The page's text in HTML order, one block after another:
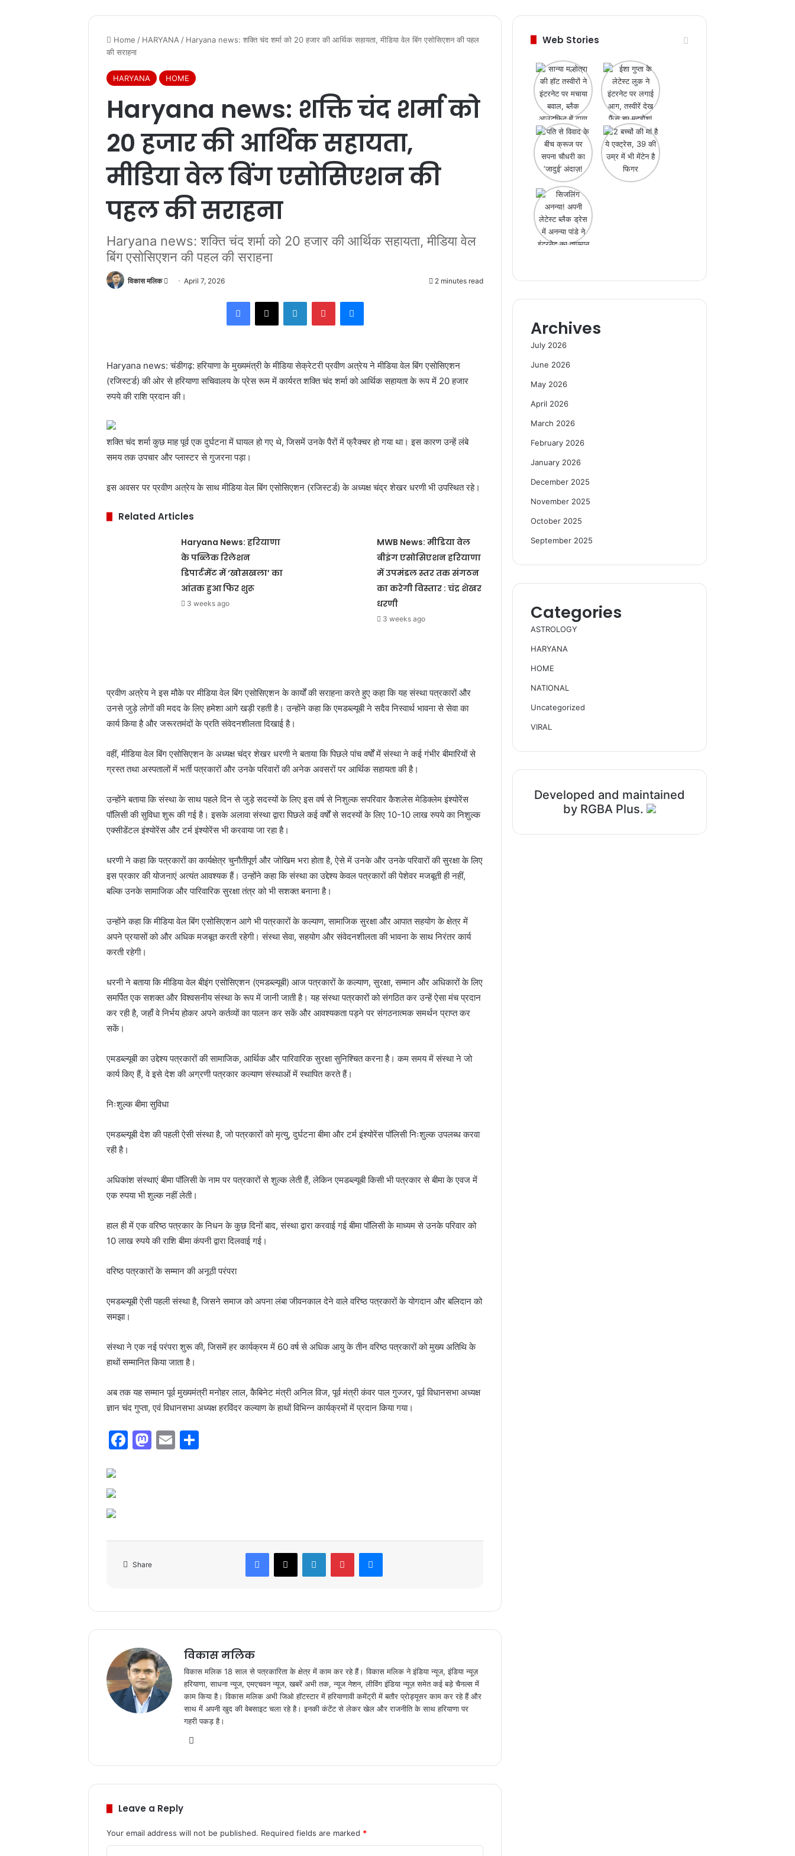
Home / HARYANA / Haryana news: शक्ति चंद शर्मा को 20 हजार की आर्थिक सहायता, मीडिया वेल बिंग एसोसिएशन की पहल
की सराहना
HARYANA HOME
Haryana news: शक्ति चंद शर्मा को
20 हजार की आर्थिक सहायता,
मीडिया वेल बिंग एसोसिएशन की
पहल की सराहना
Haryana news: शक्ति चंद शर्मा को 20 हजार की आर्थिक सहायता, मीडिया वेल
बिंग एसोसिएशन की पहल की सराहना
विकास मलिक
e
m
a
April 7, 2026 2 minutes read
Facebook X LinkedIn Pinterest Messenger
Haryana news: चंडीगढ़: हरियाणा के मुख्यमंत्री के मीडिया सेक्रेटरी प्रवीण अत्रेय ने मीडिया वेल बिंग एसोसिएशन
(रजिस्टर्ड) की ओर से हरियाणा सचिवालय के प्रेस रूम में कार्यरत शक्ति चंद शर्मा को आर्थिक सहायता के रूप में 20 हजार
रुपये की राशि प्रदान की।
शक्ति चंद शर्मा कुछ माह पूर्व एक दुर्घटना में घायल हो गए थे, जिसमें उनके पैरों में फ्रैक्चर हो गया था। इस कारण उन्हें लंबे
समय तक उपचार और प्लास्टर से गुजरना पड़ा।
इस अवसर पर प्रवीण अत्रेय के साथ मीडिया वेल बिंग एसोसिएशन (रजिस्टर्ड) के अध्यक्ष चंद्र शेखर धरणी भी उपस्थित रहे।
Related Articles
Haryana News: हरियाणा
के पब्लिक रिलेशन
डिपार्टमेंट में ‘खोसखला’ का
आंतक हुआ फिर शुरू
3 weeks ago
MWB News: मीडिया वेल
बीइंग एसोसिएशन हरियाणा
में उपमंडल स्तर तक संगठन
का करेगी विस्तार : चंद्र शेखर
धरणी
3 weeks ago
प्रवीण अत्रेय ने इस मौके पर मीडिया वेल बिंग एसोसिएशन के कार्यों की सराहना करते हुए कहा कि यह संस्था पत्रकारों और
उनसे जुड़े लोगों की मदद के लिए हमेशा आगे खड़ी रहती है। उन्होंने कहा कि एमडब्ल्यूबी ने सदैव निस्वार्थ भावना से सेवा का
कार्य किया है और जरूरतमंदों के प्रति संवेदनशीलता दिखाई है।
वहीं, मीडिया वेल बिंग एसोसिएशन के अध्यक्ष चंद्र शेखर धरणी ने बताया कि पिछले पांच वर्षों में संस्था ने कई गंभीर बीमारियों से
ग्रस्त तथा अस्पतालों में भर्ती पत्रकारों और उनके परिवारों की अनेक अवसरों पर आर्थिक सहायता की है।
उन्होंने बताया कि संस्था के साथ पहले दिन से जुड़े सदस्यों के लिए इस वर्ष से निशुल्क सपरिवार कैशलेस मेडिक्लेम इंश्योरेंस
पॉलिसी की सुविधा शुरू की गई है। इसके अलावा संस्था द्वारा पिछले कई वर्षों से सदस्यों के लिए 10-10 लाख रुपये का निशुल्क
एक्सीडेंटल इंश्योरेंस और टर्म इंश्योरेंस भी करवाया जा रहा है।
धरणी ने कहा कि पत्रकारों का कार्यक्षेत्र चुनौतीपूर्ण और जोखिम भरा होता है, ऐसे में उनके और उनके परिवारों की सुरक्षा के लिए
इस प्रकार की योजनाएं अत्यंत आवश्यक हैं। उन्होंने कहा कि संस्था का उद्देश्य केवल पत्रकारों की पेशेवर मजबूती ही नहीं,
बल्कि उनके सामाजिक और पारिवारिक सुरक्षा तंत्र को भी सशक्त बनाना है।
उन्होंने कहा कि मीडिया वेल बिंग एसोसिएशन आगे भी पत्रकारों के कल्याण, सामाजिक सुरक्षा और आपात सहयोग के क्षेत्र में
अपने प्रयासों को और अधिक मजबूत करती रहेगी। संस्था सेवा, सहयोग और संवेदनशीलता की भावना के साथ निरंतर कार्य
करती रहेगी।
धरनी ने बताया कि मीडिया वेल बीइंग एसोसिएशन (एमडब्ल्यूबी) आज पत्रकारों के कल्याण, सुरक्षा, सम्मान और अधिकारों के लिए
समर्पित एक सशक्त और विश्वसनीय संस्था के रूप में जानी जाती है। यह संस्था पत्रकारों को संगठित कर उन्हें ऐसा मंच प्रदान
कर रही है, जहाँ वे निर्भय होकर अपने कर्तव्यों का पालन कर सकें और आवश्यकता पड़ने पर संगठनात्मक समर्थन प्राप्त कर
सकें।
एमडब्ल्यूबी का उद्देश्य पत्रकारों की सामाजिक, आर्थिक और पारिवारिक सुरक्षा सुनिश्चित करना है। कम समय में संस्था ने जो
कार्य किए हैं, वे इसे देश की अग्रणी पत्रकार कल्याण संस्थाओं में स्थापित करते हैं।
निःशुल्क बीमा सुविधा
एमडब्ल्यूबी देश की पहली ऐसी संस्था है, जो पत्रकारों को मृत्यु, दुर्घटना बीमा और टर्म इंश्योरेंस पॉलिसी निःशुल्क उपलब्ध करवा
रही है।
अधिकांश संस्थाएं बीमा पॉलिसी के नाम पर पत्रकारों से शुल्क लेती हैं, लेकिन एमडब्ल्यूबी किसी भी पत्रकार से बीमा के एवज में
एक रुपया भी शुल्क नहीं लेती।
हाल ही में एक वरिष्ठ पत्रकार के निधन के कुछ दिनों बाद, संस्था द्वारा करवाई गई बीमा पॉलिसी के माध्यम से उनके परिवार को
10 लाख रुपये की राशि बीमा कंपनी द्वारा दिलवाई गई।
वरिष्ठ पत्रकारों के सम्मान की अनूठी परंपरा
एमडब्ल्यूबी ऐसी पहली संस्था है, जिसने समाज को अपना लंबा जीवनकाल देने वाले वरिष्ठ पत्रकारों के योगदान और बलिदान को
समझा।
संस्था ने एक नई परंपरा शुरू की, जिसमें हर कार्यक्रम में 60 वर्ष से अधिक आयु के तीन वरिष्ठ पत्रकारों को मुख्य अतिथि के
हाथों सम्मानित किया जाता है।
अब तक यह सम्मान पूर्व मुख्यमंत्री मनोहर लाल, कैबिनेट मंत्री अनिल विज, पूर्व मंत्री कंवर पाल गुज्जर, पूर्व विधानसभा अध्यक्ष
ज्ञान चंद गुप्ता, एवं विधानसभा अध्यक्ष हरविंदर कल्याण के हाथों विभिन्न कार्यक्रमों में प्रदान किया गया।
F
o
k
M
o
E
Share
Facebook X LinkedIn Pinterest Messenger
विकास मलिक
विकास मलिक 18 साल से पत्रकारिता के क्षेत्र में काम कर रहे हैं। विकास मलिक ने इंडिया न्यूज, इंडिया न्यूज़
हरियाणा, साधना न्यूज, एमएचवन न्यूज, खबरें अभी तक, न्यूज नेशन, लीविंग इंडिया न्यूज़ समेत कई बड़े चैनल्स में
काम किया है। विकास मलिक अभी जिओ हॉटस्टार में हरियाणावी कमेंट्री में बतौर प्रोड्यूसर काम कर रहे हैं और
साथ में अपनी खुद की वेबसाइट चला रहे है। इनकी कंटेंट से लेकर खेल और राजनीति के साथ हरियाणा पर
गहरी पकड़ है।
te
Leave a Reply
Your email address will not be published. Required fields are marked *
Web Stories
Archives
July 2026
June 2026
May 2026
April 2026
March 2026
February 2026
January 2026
December 2025
November 2025
October 2025
September 2025
Categories
ASTROLOGY
HARYANA
HOME
NATIONAL
Uncategorized
VIRAL
Developed and maintained
by RGBA Plus.